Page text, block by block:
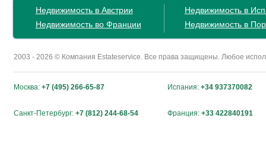
Недвижимость в Австрии
Недвижимость во Франции
Недвижимость в
Недвижимость в
2003 - 2026 © Компания Estateservice. Все права защищены. Любое
Москва: +7 (495) 266-65-87 Испания: +34 937370082
Санкт-Петербург: +7 (812) 244-68-54 Франция: +33 422840191